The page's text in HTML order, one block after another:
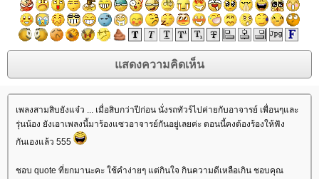
เพลงสามสิบยังแจ๋ว ... เมื่อสิบกว่าปีก่อน นั่งรถทัวร์ไปค่ายกับอาจารย์ เพื่อนๆและ
รุ่นน้อง ยังเอาเพลงนี้มาร้องแซวอาจารย์กันอยู่เลยค่ะ ตอนนี้คงต้องร้องให้ฟัง
กันเองแล้ว 555
ชอบ quote ที่ยกมานะคะ ใช้คำง่ายๆ แต่กินใจ กินความดีเหลือเกิน ชอบคุณ